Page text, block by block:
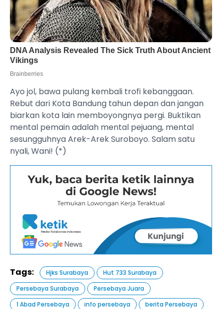
Ayo jol, bawa pulang kembali trofi kebanggaan.
Rebut dari Kota Bandung tahun depan dan jangan
biarkan kota lain memboyongnya pergi. Buktikan
mental pemain adalah mental pejuang, mental
sesungguhnya Arek-Arek Suroboyo. Salam satu
nyali, Wani! (*)
Tags: Hjks Surabaya
Hut 733 Surabaya
Persebaya Surabaya
Persebaya Juara
1 Abad Persebaya
info persebaya berita Persebaya